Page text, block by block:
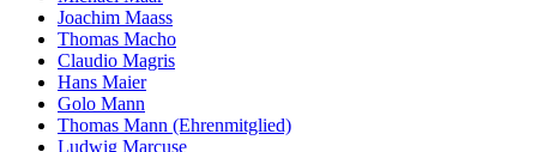
Joachim Maass
Thomas Macho
Claudio Magris
Hans Maier
Golo Mann
Thomas Mann (Ehrenmitglied)
Ludwig Marcuse